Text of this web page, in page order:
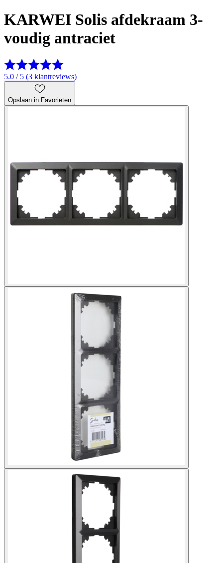
KARWEI Solis afdekraam 3-
voudig antraciet
5.0 / 5 (3 klantreviews)
Opslaan in Favorieten